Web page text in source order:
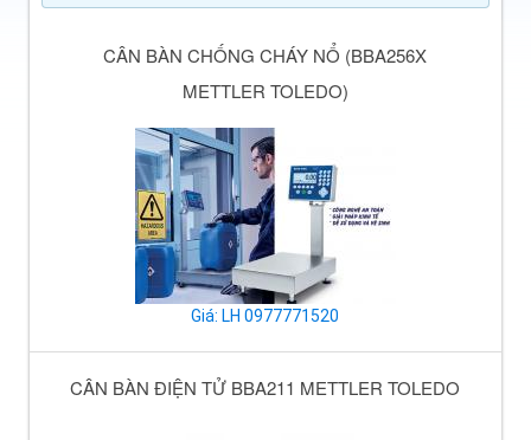
CÂN BÀN CHỐNG CHÁY NỔ (BBA256X
METTLER TOLEDO)
Giá: LH 0977771520
CÂN BÀN ĐIỆN TỬ BBA211 METTLER TOLEDO